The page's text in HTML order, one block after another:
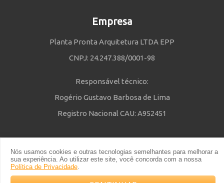
Nós usamos cookies e outras tecnologias semelhantes para melhorar a
sua experiência. Ao utilizar este site, você concorda com a nossa
Política de Privacidade.
Empresa
Planta Pronta Arquitetura LTDA EPP
CNPJ: 24.247.388/0001-98
Responsável técnico:
Rogério Gustavo Barbosa de Lima
Registro Nacional CAU: A952451
Política de Privacidade eTermos e Condições | © 2014 - 2021 Powered
by Planta Pronta